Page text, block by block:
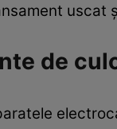
uscat
de